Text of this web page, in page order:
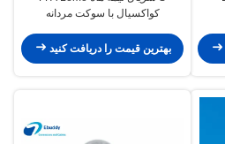
کواکسیال با سوکت مردانه
بهترین قیمت را دریافت کنید